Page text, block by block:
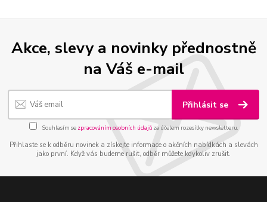
Akce, slevy a novinky přednostně
na Váš e-mail
Přihlásit se
Souhlasím se zpracováním osobních údajůza účelem rozesílky newsletteru.
Přihlaste se k odběru novinek a získejte informace o akčních nabídkách a slevách
jako první. Když vás budeme rušit, odběr můžete kdykoliv zrušit.